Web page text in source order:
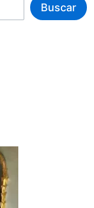
Buscar